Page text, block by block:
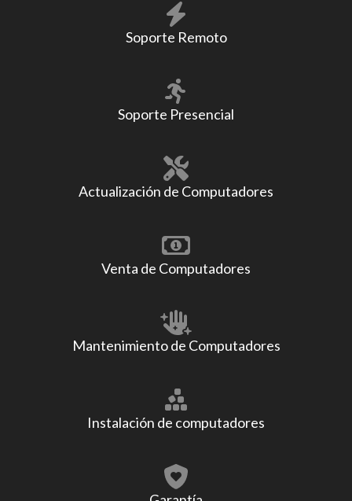
Soporte Remoto
Soporte Presencial
Actualización de Computadores
Venta de Computadores
Mantenimiento de Computadores
Instalación de computadores